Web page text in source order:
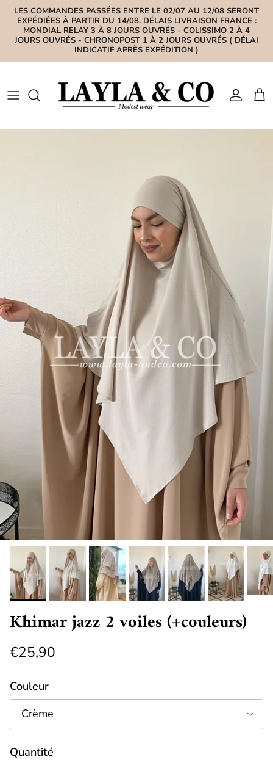
Aller au contenu
LES COMMANDES PASSÉES ENTRE LE 02/07 AU 12/08 SERONT
EXPÉDIÉES À PARTIR DU 14/08. DÉLAIS LIVRAISON FRANCE :
MONDIAL RELAY 3 À 8 JOURS OUVRÉS - COLISSIMO 2 À 4
JOURS OUVRÉS - CHRONOPOST 1 À 2 JOURS OUVRÉS ( DÉLAI
INDICATIF APRÈS EXPÉDITION )
Compte
Khimar jazz 2 voiles (+couleurs)
€25,90
Couleur
Crème
Quantité